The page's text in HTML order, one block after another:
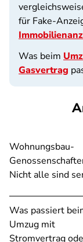
für Fake-
Was beim
Gasvertrag
Wohnungsbau-
Nicht alle sind
Was passiert
Umzug mit
Stromvertrag